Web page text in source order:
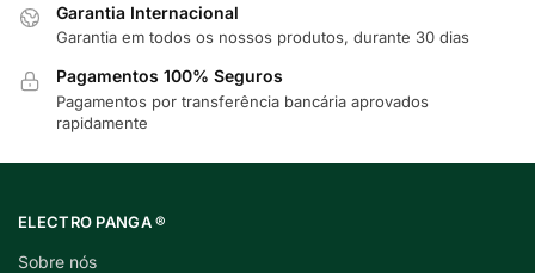
Garantia Internacional
Garantia em todos os nossos produtos, durante 30 dias
Pagamentos 100% Seguros
Pagamentos por transferência bancária aprovados
rapidamente
ELECTRO PANGA ®
Sobre nós